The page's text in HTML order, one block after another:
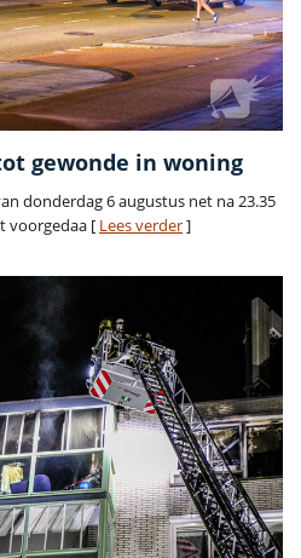
gewonde in woning
donderdag 6 augustus net na 23.35
voorgedaa [ Lees verder]